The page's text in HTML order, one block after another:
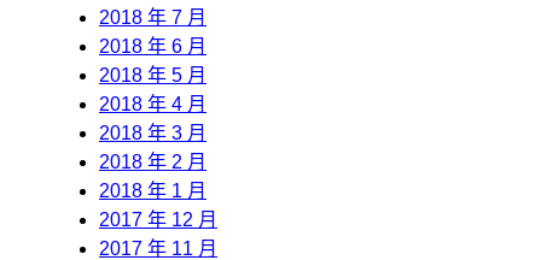
2018 年 7 月
2018 年 6 月
2018 年 5 月
2018 年 4 月
2018 年 3 月
2018 年 2 月
2018 年 1 月
2017 年 12 月
2017 年 11 月